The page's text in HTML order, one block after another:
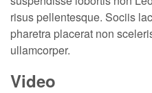
risus pellentesque. Sociis
pharetra placerat non
ullamcorper.
Video